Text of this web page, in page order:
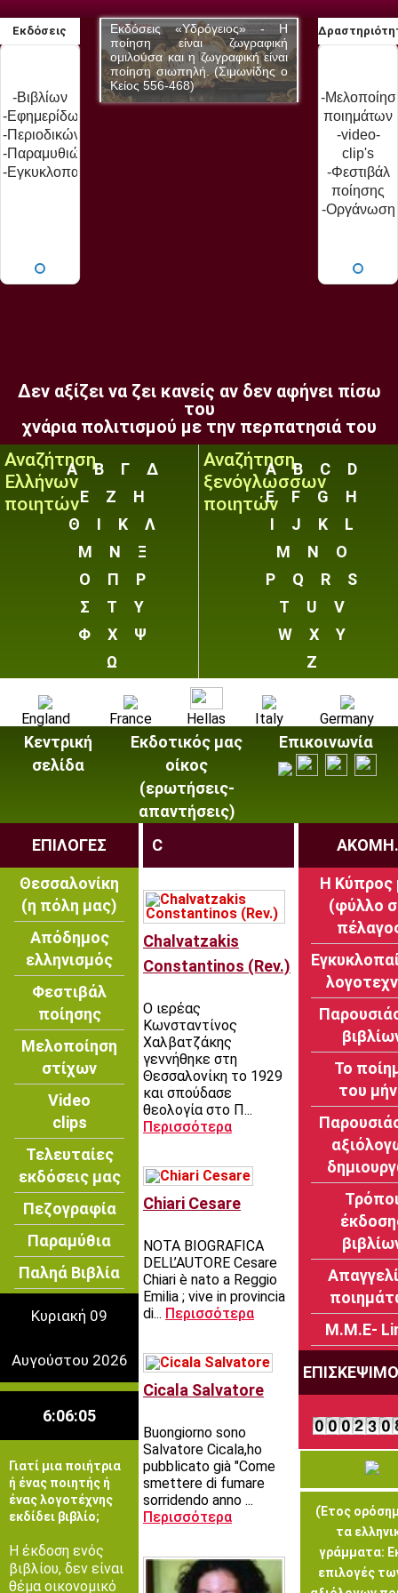
Εκδόσεις
-Βιβλίων
-Εφημερίδων
-Περιοδικών
-Παραμυθιών
-Εγκυκλοπαίδειας
- Η
ζωγραφική
Εκδόσεις «Υδρόγειος» - Η
ποίηση είναι ζωγραφική
ομιλούσα και η ζωγραφική είναι
ποίηση σιωπηλή. (Σιμωνίδης ο
Κείος 556-468)
Εκδόσεις
ποίηση
-
ποιημάτων
-video-
clip's
-Φεστιβάλ
ποίησης
-Οργάνωση
βιβλίων
Δεν αξίζει να ζει κανείς αν δεν αφήνει πίσω
του
χνάρια πολιτισμού με την περπατησιά του
Αναζήτηση
Ελλήνων
ποιητών
Α Β Γ
Δ
Ε
Ζ
Η
Θ
Ι Κ
Λ
Μ
Ν
Ξ
Ο
Π
Ρ
Σ
Τ
Υ
Φ
Χ
Ψ
Ω
Αναζήτηση
ξενόγλωσσων
ποιητών
A B C
D
E
F G
H
I
J K
L
M
N
O
P
Q R
S
T
U
V
W
X
Y
Z
England France Hellas Italy Germany
Κεντρική
σελίδα
Εκδοτικός μας
οίκος
(ερωτήσεις-
απαντήσεις)
Επικοινωνία
ΕΠΙΛΟΓΕΣ
Θεσσαλονίκη
(η πόλη μας)
Απόδημος
ελληνισμός
Φεστιβάλ
ποίησης
Μελοποίηση
στίχων
Video
clips
Τελευταίες
εκδόσεις μας
Πεζογραφία
Παραμύθια
Παληά Βιβλία
Κυριακή 09
Αυγούστου 2026
6:06:05
Γιατί μια ποιήτρια
ή ένας ποιητής ή
ένας λογοτέχνης
εκδίδει βιβλίο;
Η έκδοση ενός
βιβλίου, δεν είναι
θέμα οικονομικό
C
Chalvatzakis
Constantinos (Rev.)
Ο ιερέας
Κωνσταντίνος
Χαλβατζάκης
γεννήθηκε στη
Θεσσαλονίκη το 1929
και σπούδασε
θεολογία στο Π...
Περισσότερα
Chiari Cesare
NOTA BIOGRAFICA
DELL’AUTORE Cesare
Chiari è nato a Reggio
Emilia ; vive in provincia
di... Περισσότερα
Cicala Salvatore
Buongiorno sono
Salvatore Cicala,ho
pubblicato già "Come
smettere di fumare
sorridendo anno ...
Περισσότερα
Η Κύπρος
(φύλλο
Το
του
Μ.Μ.Ε-
(Έτος
τα
γράμματα:
επιλογές